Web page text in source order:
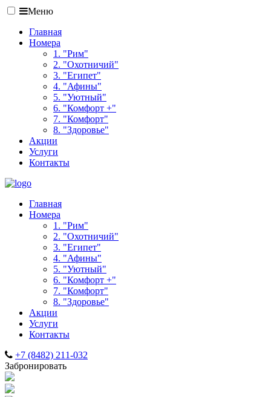
Меню
Главная
Номера
1. "Рим"
2. "Охотничий"
3. "Египет"
4. "Афины"
5. "Уютный"
6. "Комфорт +"
7. "Комфорт"
8. "Здоровье"
Акции
Услуги
Контакты
Главная
Номера
1. "Рим"
2. "Охотничий"
3. "Египет"
4. "Афины"
5. "Уютный"
6. "Комфорт +"
7. "Комфорт"
8. "Здоровье"
Акции
Услуги
Контакты
+7 (8482) 211-032
Забронировать